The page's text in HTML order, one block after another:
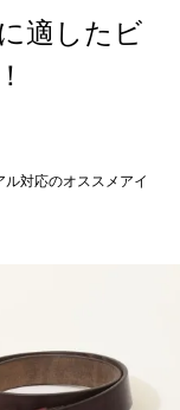
適したビ
対応のオススメアイ